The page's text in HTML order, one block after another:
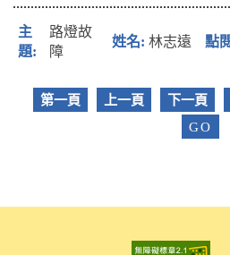
路燈故
障
林志遠
第一頁 上一頁 下一頁